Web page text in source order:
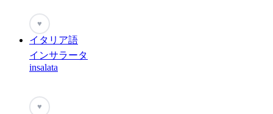
♥
イタリア語
インサラータ
insalata
♥